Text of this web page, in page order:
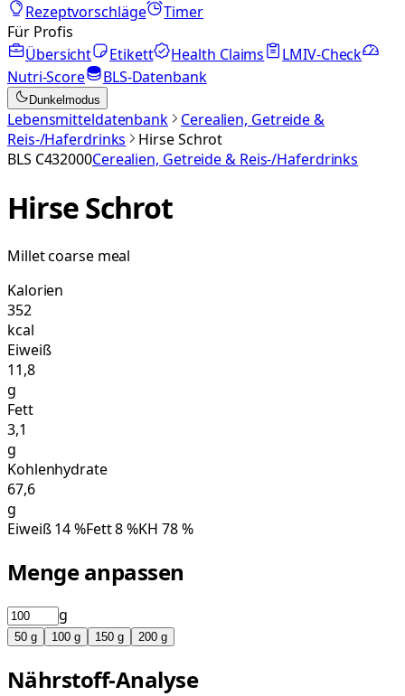
Rezeptvorschläge
Timer
Für Profis
Übersicht
Etikett Health Claims
LMIV-Check
Nutri-Score
BLS-Datenbank
Dunkelmodus
Lebensmitteldatenbank
Cerealien, Getreide &
Reis-/Haferdrinks
Hirse Schrot
BLS C432000Cerealien, Getreide & Reis-/Haferdrinks
Hirse Schrot
Millet coarse meal
Kalorien
352
kcal
Eiweiß
11,8
g
Fett
3,1
g
Kohlenhydrate
67,6
g
Eiweiß14%Fett8%KH 78%
Menge anpassen
g
50 g 100 g 150 g 200 g
Nährstoff-Analyse